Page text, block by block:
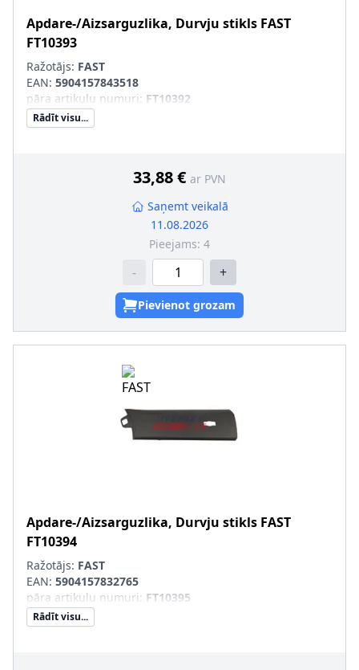
Apdare-/Aizsarguzlika, Durvju stikls FAST
FT10393
Ražotājs: FAST
EAN: 5904157843518
pāra artikulu numuri: FT10392
Rādīt visu...
33,88 € ar PVN
Saņemt veikalā
11.08.2026
Pieejams: 4
- +
Pievienot grozam
Apdare-/Aizsarguzlika, Durvju stikls FAST
FT10394
Ražotājs: FAST
EAN: 5904157832765
pāra artikulu numuri: FT10395
Rādīt visu...